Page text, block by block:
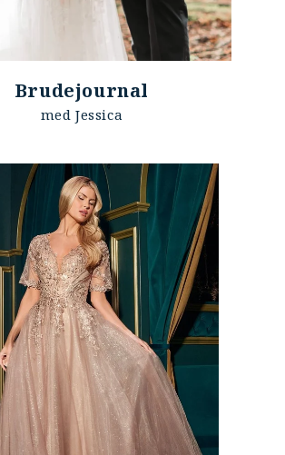
Brudejournal
med Jessica